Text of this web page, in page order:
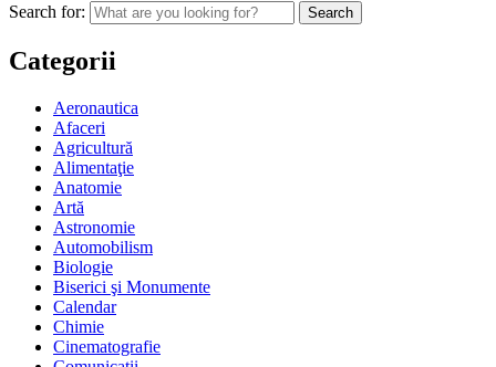
Search for:
Categorii
Aeronautica
Afaceri
Agricultură
Alimentaţie
Anatomie
Artă
Astronomie
Automobilism
Biologie
Biserici şi Monumente
Calendar
Chimie
Cinematografie